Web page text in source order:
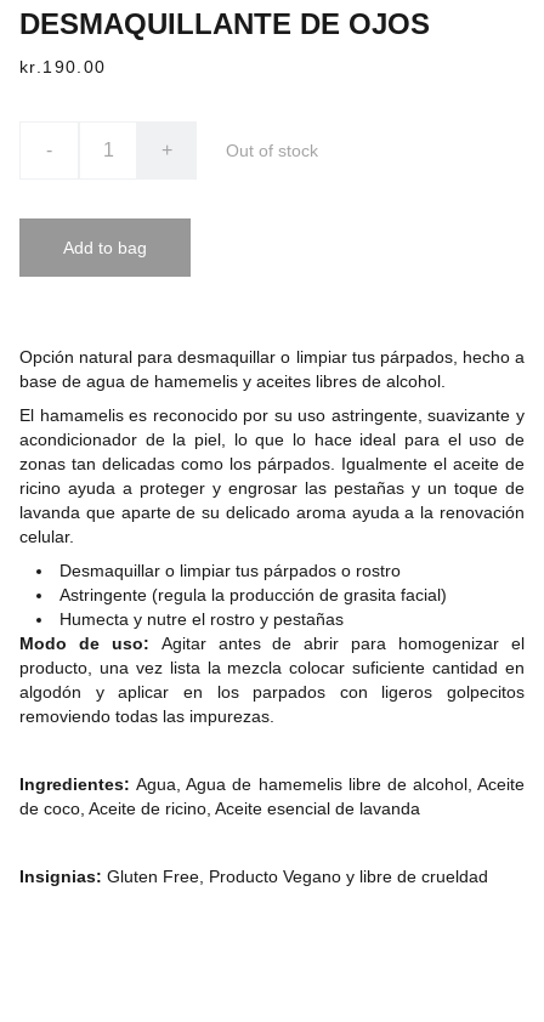
DESMAQUILLANTE DE OJOS
kr.190.00
- + Out of stock
Add to bag
Opción natural para desmaquillar o limpiar tus párpados, hecho a
base de agua de hamemelis y aceites libres de alcohol.
El hamamelis es reconocido por su uso astringente, suavizante y
acondicionador de la piel, lo que lo hace ideal para el uso de
zonas tan delicadas como los párpados. Igualmente el aceite de
ricino ayuda a proteger y engrosar las pestañas y un toque de
lavanda que aparte de su delicado aroma ayuda a la renovación
celular.
Desmaquillar o limpiar tus párpados o rostro
Astringente (regula la producción de grasita facial)
Humecta y nutre el rostro y pestañas
Modo de uso: Agitar antes de abrir para homogenizar el
producto, una vez lista la mezcla colocar suficiente cantidad en
algodón y aplicar en los parpados con ligeros golpecitos
removiendo todas las impurezas.
Ingredientes:Agua, Agua de hamemelis libre de alcohol, Aceite
de coco, Aceite de ricino, Aceite esencial de lavanda
Insignias: Gluten Free, Producto Vegano y libre de crueldad